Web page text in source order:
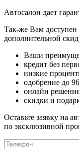
Автосалон дает
Так-же Вам
дополнительной
Ваши
кредит без
низкие
одобрение до
онлайн
скидки и
Оставьте заявку на
по эксклюзивной